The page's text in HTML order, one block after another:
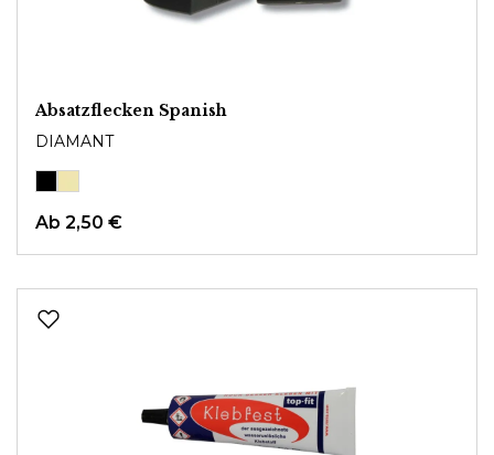
Absatzflecken Spanish
DIAMANT
Ab 2,50 €